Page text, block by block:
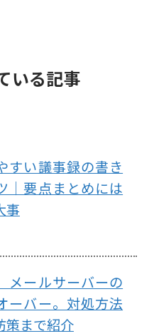
いる記事
すい議事録の書き
｜要点まとめには
事
メールサーバーの
ーバー。対処方法
策まで紹介